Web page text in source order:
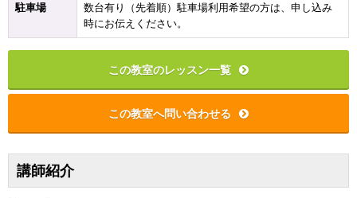
駐車場
数台有り（先着順）駐車場利用希望の方は、申し込み
時にお伝えください。
この教室のレッスン一覧
この教室へ問い合わせる
講師紹介